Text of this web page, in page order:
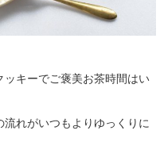
キーでご褒美お茶時間はい
れがいつもよりゆっくりに